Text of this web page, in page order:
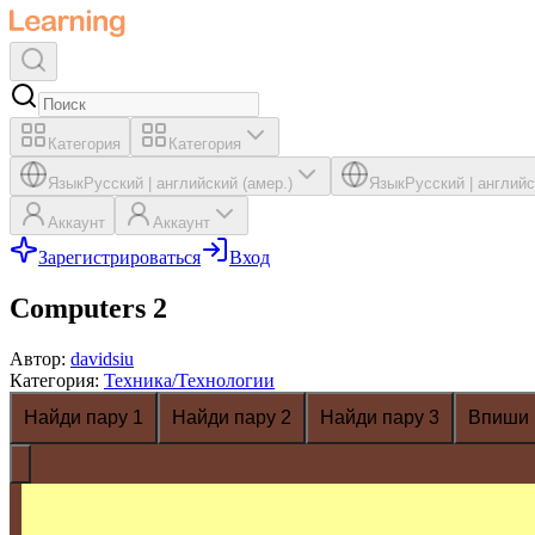
Категория Категория
ЯзыкРусский английский (амер.) ЯзыкРусский
Аккаунт Аккаунт
Зарегистрироваться Вход
Computers 2
Автор: davidsiu
Категория: Техника/Технологии
Найди пару 1
Найди пару 2 Найди пару 3 Впиши